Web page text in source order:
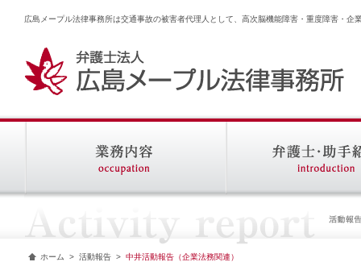
広島メープル法律事務所は交通事故の被害者代理人として、高次脳機能障害・重度障害・企
ホーム > 活動報告 > 中井活動報告（企業法務関連）